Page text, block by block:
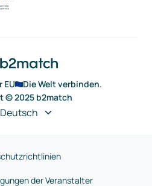
EU
Die Welt verbinden.
© 2025 b2match
Deutsch
der Veranstalter